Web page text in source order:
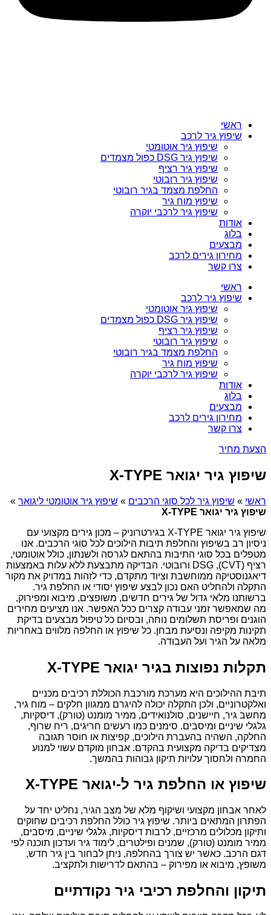
ראשי
שיפוץ גיר לרכב
שיפוץ גיר אוטומטי
שיפוץ גיר DSG כפול מצמדים
שיפוץ גיר רציף
שיפוץ גיר רובוטי
החלפת מצמד בגיר רובוטי
שיפוץ מוח גיר
שיפוץ גיר לרכבי יוקרה
אודות
בלוג
מבצעים
מחירון גירים לרכב
צרו קשר
ראשי
שיפוץ גיר לרכב
שיפוץ גיר אוטומטי
שיפוץ גיר DSG כפול מצמדים
שיפוץ גיר רציף
שיפוץ גיר רובוטי
החלפת מצמד בגיר רובוטי
שיפוץ מוח גיר
שיפוץ גיר לרכבי יוקרה
אודות
בלוג
מבצעים
מחירון גירים לרכב
צרו קשר
הצעת מחיר
שיפוץ גיר יגואר X-TYPE
ראשי » שיפוץ גיר לכל סוגי הרכבים » שיפוץ גיר אוטומטי ליגואר »
שיפוץ גיר יגואר X-TYPE
שיפוץ גיר יגואר X-TYPE בגירטרוניק – מכון גירים מקצועי עם
ניסיון רב בשיפוץ והחלפת תיבות הילוכים לכל סוגי הרכבים. אנו
מטפלים בכל סוגי התיבות בהתאם לגרסה ולשנתון, כולל אוטומטי,
רציף (CVT), DSG ורובוטי. הבדיקה מתבצעת ללא עלות באמצעות
דיאגנוסטיקה ממוחשבת וציוד מתקדם, כדי לזהות במדויק את מקור
התקלה ולהחליט האם נכון לבצע שיפוץ יסודי או החלפת גיר.
ברשותנו מלאי גדול של גירים חדשים, משופצים, מיבוא ומפירוק,
מה שמאפשר זמני עבודה קצרים ככל האפשר. אנו מציעים מחירים
הוגנים ופריסת תשלומים נוחה, ובסיום כל טיפול מבצעים בדיקת
תקינות מקיפה ונסיעת מבחן. כל שיפוץ או החלפה מלווים באחריות
מלאה על הגיר ועל העבודה.
תקלות נפוצות בגיר יגואר X-TYPE
תיבת ההילוכים היא מערכת מורכבת הכוללת רכיבים מכניים
ואלקטרוניים, ולכן התקלה יכולה להיגרם ממגוון חלקים – מוח גיר,
מחשב גיר, חיישנים, סולנואידים, ממיר מומנט (טורק), דיסקיות,
גלגלי שיניים ומיסבים. סימנים כמו רעשים חריגים, ריח שרוף,
החלקה, השהיה בהעברת הילוכים, קפיצות או חוסר תגובה
מצדיקים בדיקה מקצועית בהקדם. אבחון מוקדם עשוי למנוע
החמרה ולחסוך עלויות תיקון גבוהות בהמשך.
שיפוץ או החלפת גיר ל-יגואר X-TYPE
לאחר אבחון מקצועי ושיקוף מלא של מצב הגיר, נחליט יחד על
הפתרון המתאים ביותר. שיפוץ גיר כולל החלפת רכיבים שחוקים
ותיקון מכלולים מרכזיים, לרבות דיסקיות, גלגלי שיניים, מיסבים,
ממיר מומנט (טורק), שמנים ופילטרים, לימוד גיר ועדכון תוכנה לפי
דגם הרכב. כאשר יש צורך בהחלפה, ניתן לבחור בין גיר חדש,
משופץ, מיבוא או מפירוק – בהתאם לדרישות ולתקציב.
תיקון והחלפת רכיבי גיר נקודתיים